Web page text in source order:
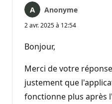
Anonyme
2 avr. 2025 à 12:54
Bonjour,
Merci de votre
justement que
fonctionne plus après